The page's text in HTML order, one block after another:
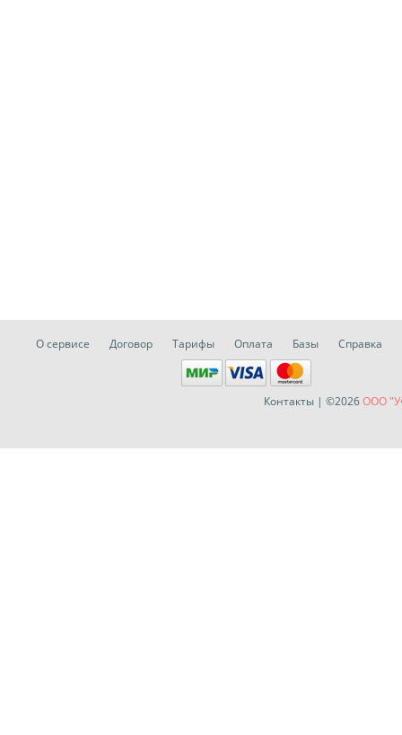
О сервисе Договор Тарифы Оплата Базы Справка
Контакты | ©2026ООО